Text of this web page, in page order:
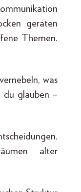
geraten
Themen.
was
du glauben –
alter